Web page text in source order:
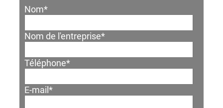
Nom*
Nom de l'entreprise*
Téléphone*
E-mail *